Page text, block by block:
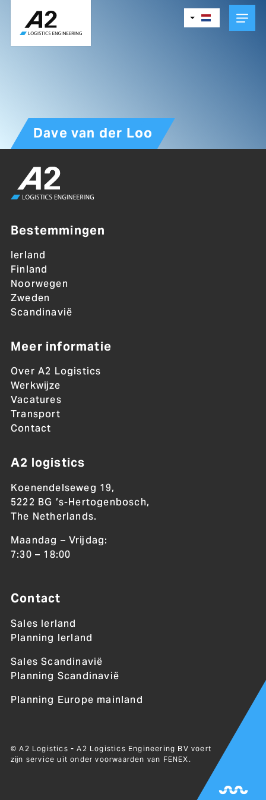
main
content
Dave van der Loo
Bestemmingen
Ierland
Finland
Noorwegen
Zweden
Scandinavië
Meer informatie
Over A2 Logistics
Werkwijze
Vacatures
Transport
Contact
A2 logistics
Koenendelseweg 19,
5222 BG ’s-Hertogenbosch,
The Netherlands.
Maandag – Vrijdag:
7:30 – 18:00
Contact
Sales Ierland
Planning Ierland
Sales Scandinavië
Planning Scandinavië
Planning Europe mainland
© A2 Logistics - A2 Logistics Engineering BV voert
zijn service uit onder voorwaarden van FENEX.